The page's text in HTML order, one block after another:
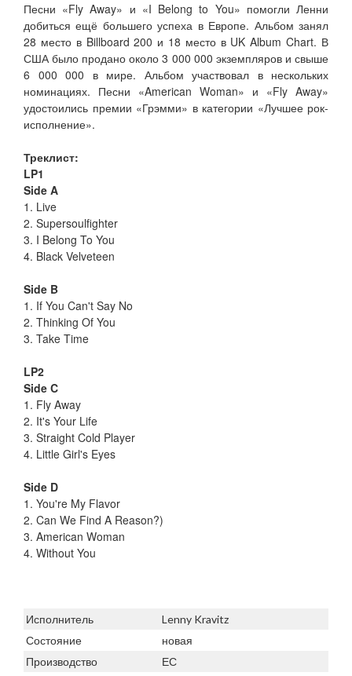
Песни «Fly Away» и «I Belong to You» помогли Ленни
добиться ещё большего успеха в Европе. Альбом занял
28 место в Billboard 200 и 18 место в UK Album Chart. В
США было продано около 3 000 000 экземпляров и свыше
6 000 000 в мире. Альбом участвовал в нескольких
номинациях. Песни «American Woman» и «Fly Away»
удостоились премии «Грэмми» в категории «Лучшее рок-
исполнение».
Треклист:
LP1
Side A
1. Live
2. Supersoulfighter
3. I Belong To You
4. Black Velveteen
Side B
1. If You Can't Say No
2. Thinking Of You
3. Take Time
LP2
Side C
1. Fly Away
2. It's Your Life
3. Straight Cold Player
4. Little Girl's Eyes
Side D
1. You're My Flavor
2. Can We Find A Reason?)
3. American Woman
4. Without You
Исполнитель
Lenny Kravitz
Состояние
новая
Производство
ЕС